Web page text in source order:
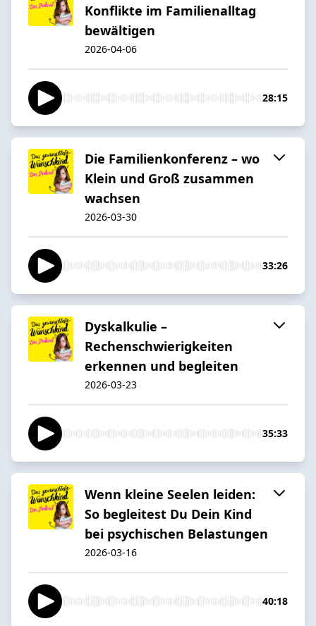
Konflikte im Familienalltag
bewältigen
2026-04-06
28:15
Die Familienkonferenz – wo
Klein und Groß zusammen
wachsen
2026-03-30
33:26
Dyskalkulie –
Rechenschwierigkeiten
erkennen und begleiten
2026-03-23
35:33
Wenn kleine Seelen leiden:
So begleitest Du Dein Kind
bei psychischen Belastungen
2026-03-16
40:18